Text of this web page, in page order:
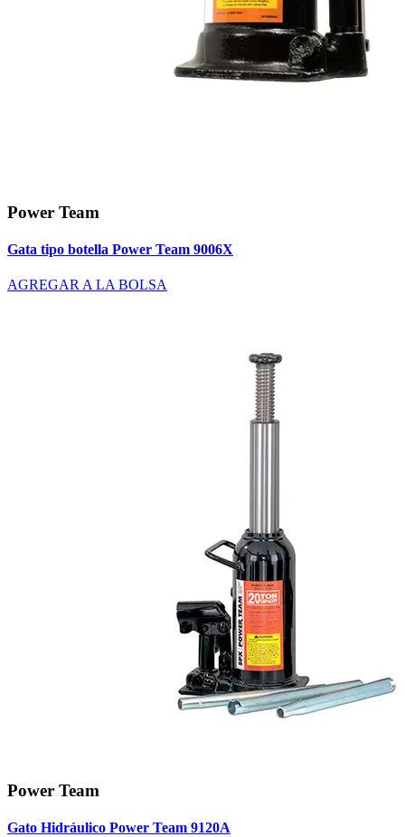
Power Team
Gata tipo botella Power Team 9006X
AGREGAR A LA BOLSA
Power Team
Gato Hidráulico Power Team 9120A